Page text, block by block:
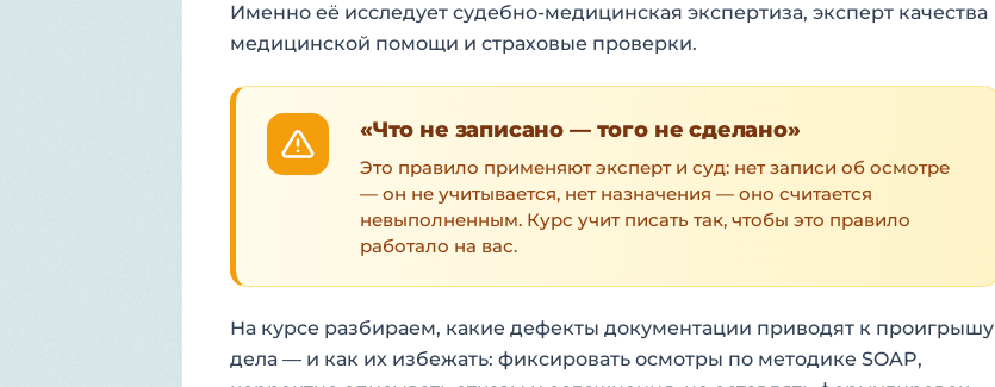
Именно её исследует судебно-медицинская экспертиза, эксперт качества
медицинской помощи и страховые проверки.
«Что не записано — того не сделано»
Это правило применяют эксперт и суд: нет записи об осмотре
— он не учитывается, нет назначения — оно считается
невыполненным. Курс учит писать так, чтобы это правило
работало на вас.
На курсе разбираем, какие дефекты документации приводят к проигрышу
дела — и как их избежать: фиксировать осмотры по методике SOAP,